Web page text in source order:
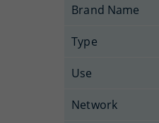
Brand Name
Type
Use
Network